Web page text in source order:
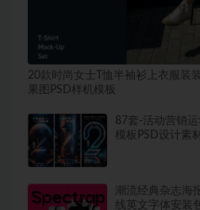
20款时尚女士T恤半袖衫上衣服装
果图PSD样机模板
87套-活动营销
模板PSD设计素
潮流经典杂志海
线英文字体安装